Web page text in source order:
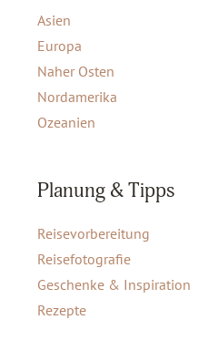
Asien
Europa
Naher Osten
Nordamerika
Ozeanien
Planung & Tipps
Reisevorbereitung
Reisefotografie
Geschenke & Inspiration
Rezepte